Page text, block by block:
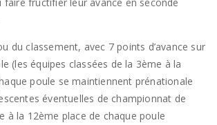
du classement, avec 7 points d’avance sur
(les équipes classées de la 3ème à la
poule se maintiennent prénationale
éventuelles de championnat de
à la 12ème place de chaque poule